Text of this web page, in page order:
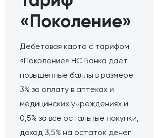
«Поколение»
Дебетовая карта с тарифом
«Поколение» НС Банка дает
повышенные баллы в размере
3% за оплату в аптеках и
медицинских учреждениях и
0,5% за все остальные покупки,
доход 3,5% на остаток денег